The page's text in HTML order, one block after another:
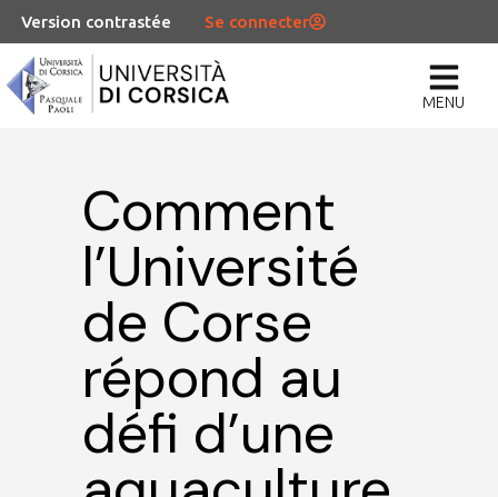
Version contrastée Se connecter
MENU
Comment
l’Université
de Corse
répond au
défi d’une